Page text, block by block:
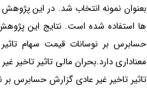
ها استفاده شده است. نتایج این
حسابرس بر نوسانات قیمت سهام
معناداری دارد.بحران مالی تاثیر
تاثیر تاخیر غیر عادی گزارش حسابرس بر